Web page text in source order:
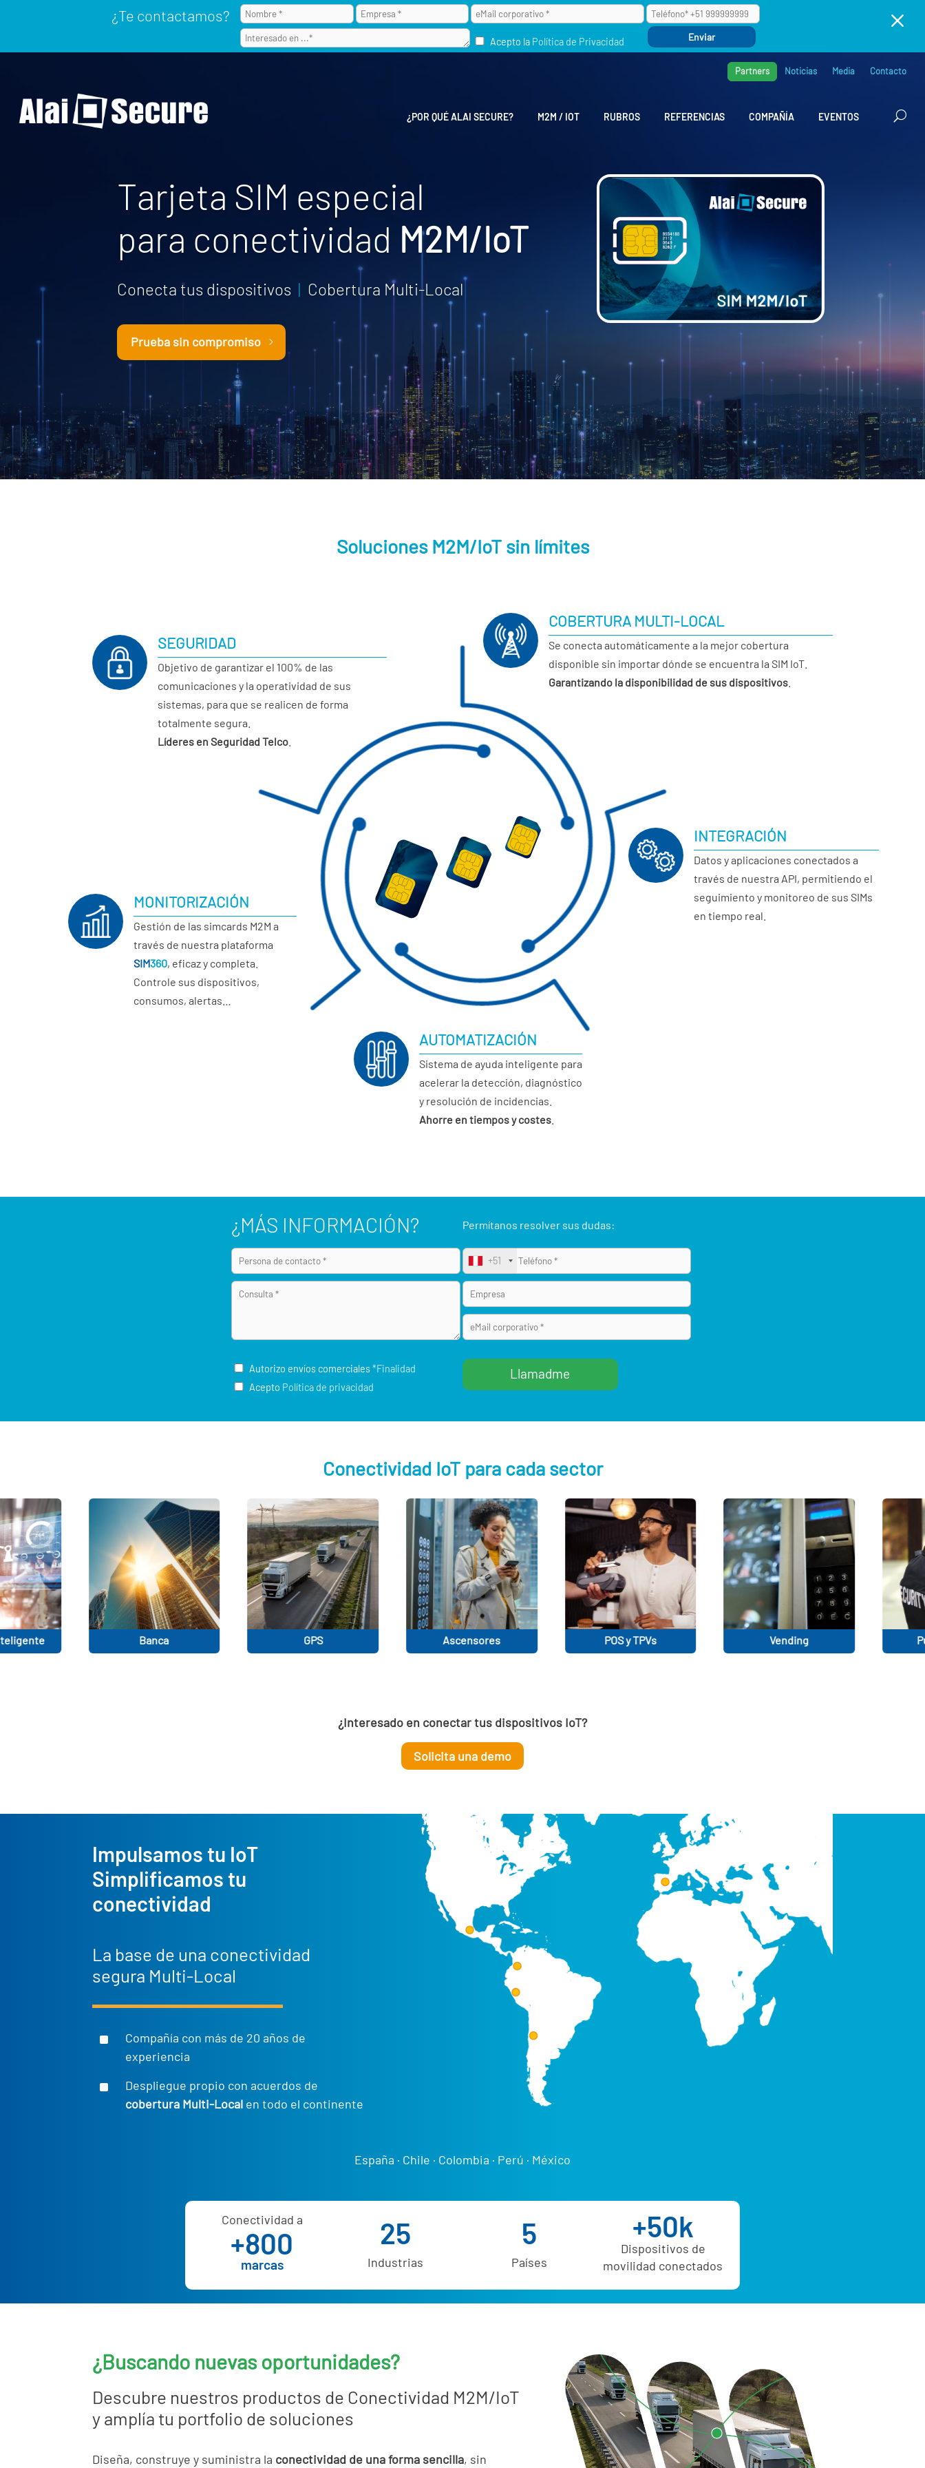
¿Te contactamos?
Acepto la Política de Privacidad
M
Partners Noticias Media Contacto
¿POR QUÉ ALAI SECURE? M2M / IOT RUBROS REFERENCIAS COMPAÑÍA EVENTOS
Tarjeta SIM especial
para conectividad M2M/IoT
Conecta tus dispositivos | Cobertura Multi-Local
Prueba sin compromiso
Soluciones M2M/IoT sin límites
SEGURIDAD
Objetivo de garantizar el 100% de las
comunicaciones y la operatividad de sus
sistemas, para que se realicen de forma
totalmente segura.
Líderes en Seguridad Telco
COBERTURA MULTI-LOCAL
Se conecta automáticamente a la mejor cobertura
disponible sin importar dónde se encuentra la SIM IoT.
Garantizando la disponibilidad de sus dispositivos.
MONITORIZACIÓN
Gestión de las simcards M2M a
través de nuestra plataforma
SIM360, eficaz y completa.
Controle sus dispositivos,
consumos, alertas…
INTEGRACIÓN
Datos y aplicaciones conectados a
través de nuestra API, permitiendo el
seguimiento y monitoreo de sus SIMs
en tiempo real.
AUTOMATIZACIÓN
Sistema de ayuda inteligente para
acelerar la detección, diagnóstico
y resolución de incidencias.
Ahorre en tiempos y costes.
¿MÁS INFORMACIÓN? Permítanos resolver sus dudas:
+51
Autorizo envíos comerciales*Finalidad
Acepto Política de privacidad
Conectividad IoT para cada sector
¿Interesado en conectar tus dispositivos IoT?
Solicita una demo
Impulsamos tu IoT
Simplificamos tu
conectividad
La base de una conectividad
segura Multi-Local
^
Compañía con más de 20 años de
experiencia
^
Despliegue propio con acuerdos de
cobertura Multi-Localen todo el continente
España · Chile · Colombia · Perú · México
Conectividad a
+800
marcas
25
Industrias
5
Países
+50k
Dispositivos de
movilidad conectados
¿Buscando nuevas oportunidades?
Descubre nuestros productos de Conectividad M2M/IoT
y amplía tu portfolio de soluciones
Diseña, construye y suministra la conectividad de una forma sencilla, sin